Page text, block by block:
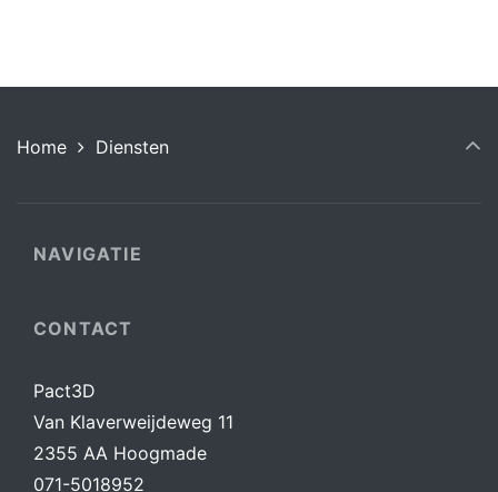
Home Diensten
NAVIGATIE
CONTACT
Pact3D
Van Klaverweijdeweg 11
2355 AA Hoogmade
071-5018952